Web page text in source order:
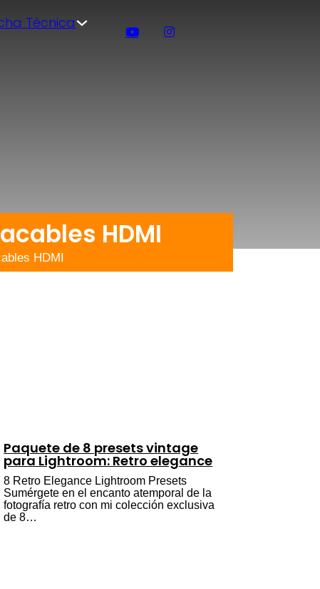
Técnica
HDMI
HDMI
Paquete de 8 presets vintage
para Lightroom: Retro elegance
8 Retro Elegance Lightroom Presets
Sumérgete en el encanto atemporal de la
fotografía retro con mi colección exclusiva
de 8…